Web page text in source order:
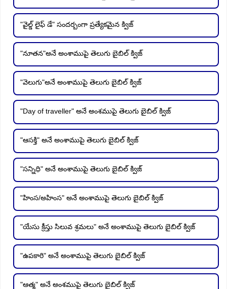
"వైల్డ్ లైఫ్ డే" సందర్బంగా ప్రత్యేకమైన క్విజ్
"నూతన"అనే అంశాముపై తెలుగు బైబిల్ క్విజ్
"వెలుగు"అనే అంశాముపై తెలుగు బైబిల్ క్విజ్
"Day of traveller" అనే అంశముపై తెలుగు బైబిల్ క్విజ్
"ఆసక్తి" అనే అంశాముపై తెలుగు బైబిల్ క్విజ్
"సన్నిధి" అనే అంశాముపై తెలుగు బైబిల్ క్విజ్
"హింస/అహింస" అనే అంశాముపై తెలుగు బైబిల్ క్విజ్
"యేసు క్రీస్తు సిలువ శ్రమలు" అనే అంశాముపై తెలుగు బైబిల్ క్విజ్
"ఉపకారి" అనే అంశాముపై తెలుగు బైబిల్ క్విజ్
"ఆత్మ" అనే అంశముపై తెలుగు బైబిల్ క్విజ్